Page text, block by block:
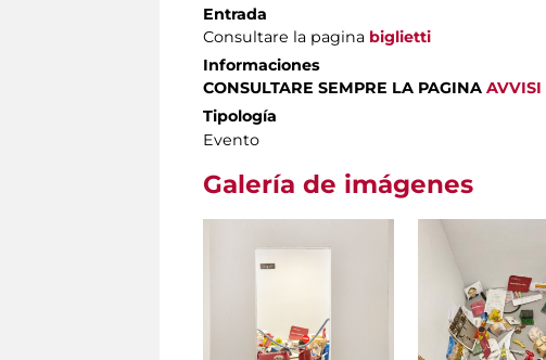
Entrada
Consultare la pagina biglietti
Informaciones
CONSULTARE SEMPRE LA PAGINA AVVISI
Tipología
Evento
Galería de imágenes